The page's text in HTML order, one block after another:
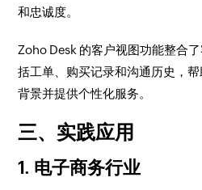
和忠诚度。
Zoho Desk 的客户视图功能整合
括工单、购买记录和沟通历史，
背景并提供个性化服务。
三、实践应用
1. 电子商务行业